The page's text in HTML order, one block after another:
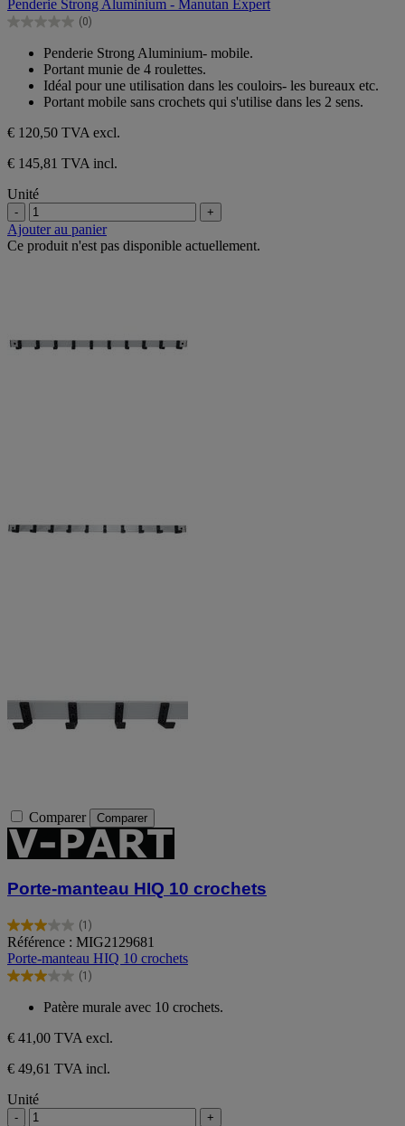
5
étoiles.
Penderie Strong Aluminium - Manutan Expert
(0)
0.0
étoiles.
Penderie Strong Aluminium- mobile.
Portant munie de 4 roulettes.
Idéal pour une utilisation dans les couloirs- les bureaux etc.
Portant mobile sans crochets qui s'utilise dans les 2 sens.
€ 120,50 TVA excl.
€ 145,81 TVA incl.
Unité
- +
Ajouter au panier
Ce produit n'est pas disponible actuellement.
Comparer Comparer
Porte-manteau HIQ 10 crochets
(1)
3.0
sur
5
étoiles.
avis
Référence : MIG2129681
Porte-manteau HIQ 10 crochets
(1)
3.0
étoiles.
avis
Patère murale avec 10 crochets.
€ 41,00 TVA excl.
€ 49,61 TVA incl.
Unité
- +